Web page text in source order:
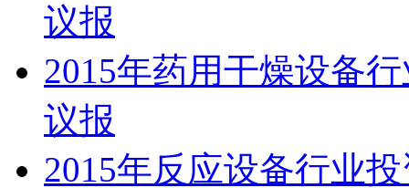
议报
2015年药用干燥设备
议报
2015年反应设备行业